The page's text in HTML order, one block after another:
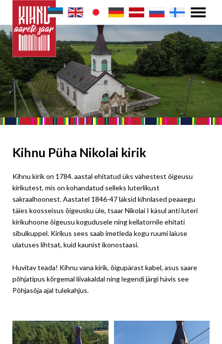
Kihnu Püha Nikolai kirik
Kihnu kirik on 1784. aastal ehitatud üks vähestest õigeusu
kirikutest, mis on kohandatud selleks luterlikust
sakraalhoonest. Aastatel 1846-47 läksid kihnlased peaaegu
täies koosseisus õigeusku üle, tsaar Nikolai I käsul anti luteri
kirikuhoone õigeusu kogudusele ning kellatornile ehitati
sibulkuppel. Kirikus sees saab imetleda kogu ruumi laiuse
ulatuses lihtsat, kuid kaunist ikonostaasi.
Huvitav teada! Kihnu vana kirik, õigupärast kabel, asus saare
põhjatipus kõrgemal liivakaldal ning legendi järgi hävis see
Põhjasõja ajal tulekahjus.